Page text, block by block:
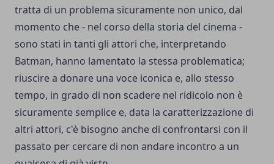
tratta di un problema sicuramente non unico, dal
momento che - nel corso della storia del cinema -
sono stati in tanti gli attori che, interpretando
Batman, hanno lamentato la stessa problematica;
riuscire a donare una voce iconica e, allo stesso
tempo, in grado di non scadere nel ridicolo non è
sicuramente semplice e, data la caratterizzazione di
altri attori, c'è bisogno anche di confrontarsi con il
passato per cercare di non andare incontro a un